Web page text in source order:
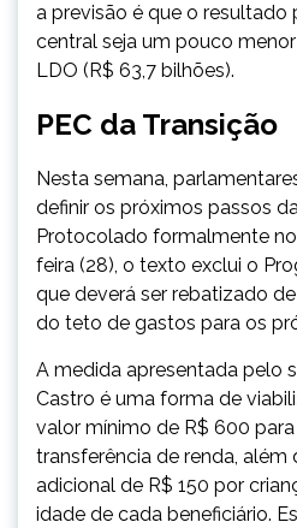
a previsão é que o resultado
central seja um pouco
LDO (R$ 63,7 bilhões).
PEC da Transição
Nesta semana,
definir os próximos passos
Protocolado formalmente
feira (28), o texto exclui o
que deverá ser rebatizado
do teto de gastos para os
A medida apresentada pelo
Castro é uma forma de
valor mínimo de R$ 600
transferência de renda, além
adicional de R$ 150 por
idade de cada beneficiário.